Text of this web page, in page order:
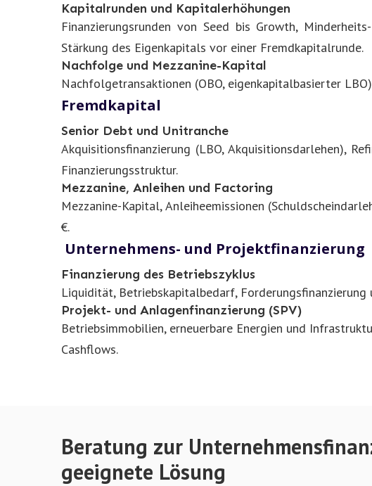
Kapitalrunden und Kapitalerhöhungen
Finanzierungsrunden von Seed bis Growth,
Stärkung des Eigenkapitals vor einer Fremdkapitalrunde.
Nachfolge und Mezzanine-Kapital
Nachfolgetransaktionen (OBO, eigenkapitalbasierter
Fremdkapital
Senior Debt und Unitranche
Akquisitionsfinanzierung (LBO, Akquisitionsdarlehen),
Finanzierungsstruktur.
Mezzanine, Anleihen und Factoring
Mezzanine-Kapital, Anleiheemissionen
€.
Unternehmens- und Projektfinanzierung
Finanzierung des Betriebszyklus
Liquidität, Betriebskapitalbedarf,
Projekt- und Anlagenfinanzierung (SPV)
Betriebsimmobilien, erneuerbare Energien und
Cashflows.
Beratung zur
geeignete Lösung